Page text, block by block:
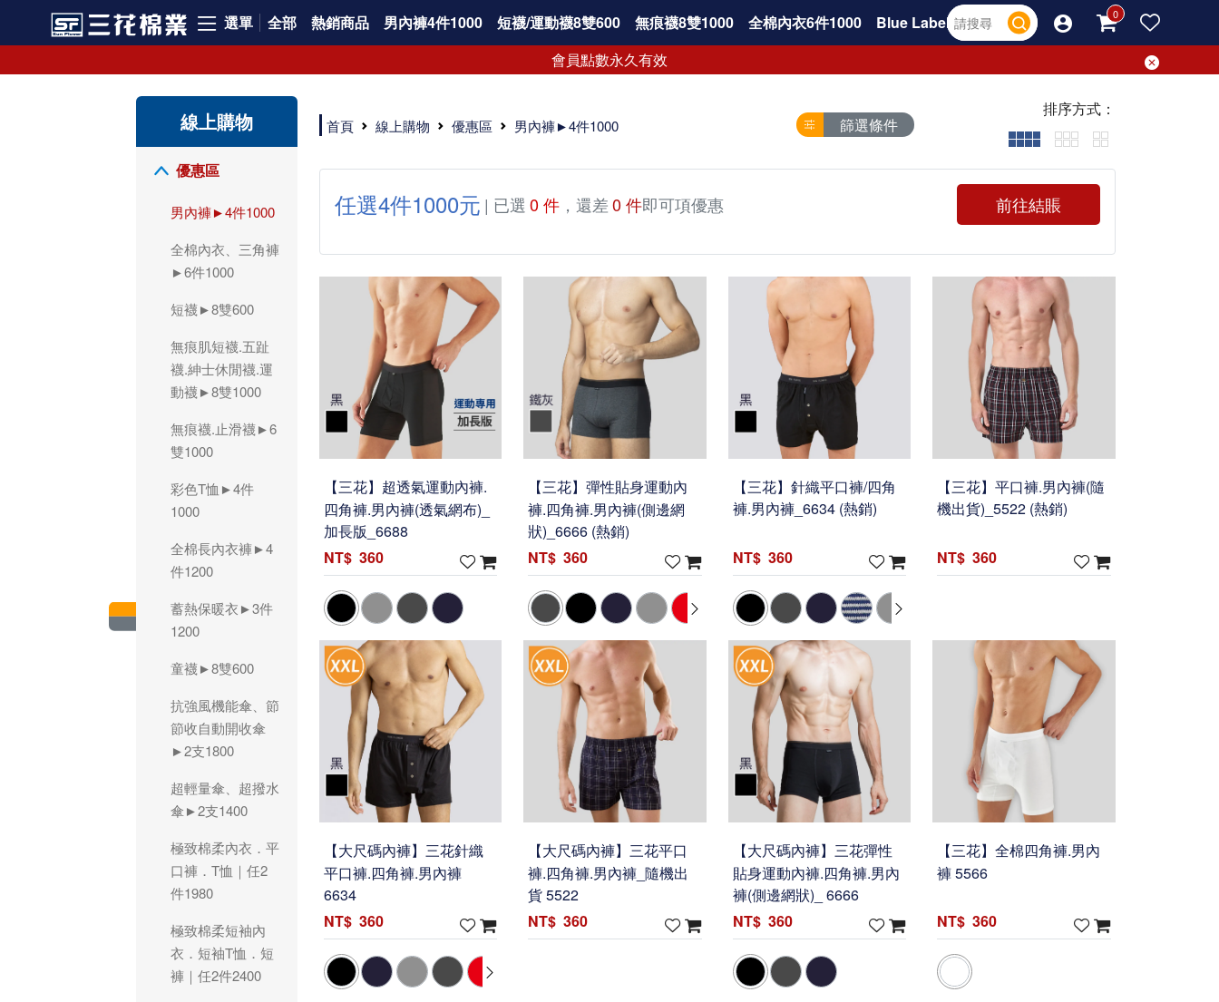
選單 全部 熱銷商品 男內褲4件1000 短襪/運動襪8雙600 無痕襪8雙1000 全棉內衣6件1000
Blue Label
會員點數永久有效
線上購物
優惠區
男內褲►4件1000
全棉內衣、三角褲
►6件1000
短襪►8雙600
無痕肌短襪.五趾
襪.紳士休閒襪.運
動襪►8雙1000
無痕襪.止滑襪►6
雙1000
彩色T恤►4件
1000
全棉長內衣褲►4
件1200
蓄熱保暖衣►3件
1200
童襪►8雙600
抗強風機能傘、節
節收自動開收傘
►2支1800
超輕量傘、超撥水
傘►2支1400
極致棉柔內衣．平
口褲．T恤｜任2
件1980
極致棉柔短袖內
衣．短袖T恤．短
褲｜任2件2400
三花男內褲是男生首選品牌，適合休閒與運動。彈性好，人體工學剪裁，立體效果佳，舒適感大提升，魅力指數破表！
市佔率高達50年！三花專注設計，提升舒適與耐用，針對亞洲男性剪裁，大動作不卡襠。
三花男內褲採用優質棉料製成，褲身擁有超過千個散熱孔，吸汗透氣，柔順舒適，解決一般男內褲的悶熱問題。針對亞洲男性體型的立體剪裁設計，告別卡襠煩惱，自如大動作。三花男內褲市佔率高，專注製造與開發超過50年，提升舒適度與耐用性，深受網友推崇。五片式剪裁設計，適合各種身形及風格，給予肌膚前所未有的透氣舒適體驗。
【心情閒聊】男內褲的一些小心得?! 身為一名廣告代理商的社群小編，每次接到新客戶都需做好充足的產業功課，以免在撰寫廣告時顯得膚淺。美妝和流行服飾的客戶總讓我感到一點小確幸，因為可以搶先試用到新產品，或請客戶幫忙以員工價購買商品，讓人有中獎的小喜悅。 這次的客戶卻是-男內褲! 男內褲! 男內褲! 由於是第一次接觸這類產品，所以特地重複三次來表達內心的震驚。因為獨處時間較長，對於男內褲的研究多少有些害羞。因而硬著頭皮買了好幾件男內褲進行研究。 家裡沒有兄弟，也沒有可以直接聊男內褲的男性朋友，自己去買男內褲真的需要一些勇氣。我感謝現在的高科技網購，讓我不用親自到店面盯著男內褲看，也能輕鬆購買到不同種類的男內褲，真是感恩網路! 在Google搜尋 ""男內褲""，瞬間出現許多品牌，男內褲的世界真是博大精深呢。我開始扮演男內褲研究生，對男內褲進行分類：從長短、高低中腰到情趣男內褲，各式各樣應有盡有。好險此次的客戶是比較中規中矩的，情趣類的男內褲不在研究範圍，不然一直盯著穿內褲的模特兒看也太難為情了。 男內褲的設計功能其實不亞於女生內衣。由於男生身體結構的關係，需要更細心的設計。市面上較大的品牌有老牌的三花、三槍、宜而爽等，還有大手筆請代言人的CK、PLAYBOY等品牌。要選男內褲，實在需要下些功夫。 我將男內褲分為兩個面向：花色和功能設計。選擇男內褲的花色非常重要，因為能看出個人的品味和對內外搭配的重視程度。宅男們穿著50歲阿伯的花色內褲，或是穿白褲子搭配大黑色內褲，都是不OK的搭配。 功能設計則是對重要部位的保?。為了確保舒適性，有的內褲設計了開襟方便上廁所，有的設計了專屬囊袋固定，更有五片立體剪裁，或者強調視覺效果的內褲。這些設計不僅滿足基本的生理需求，更進階到心靈上的滿足。 以往從未想過要認真研究男內褲，直到這次工作的契機才真正了解男內褲的繁複。男內褲花色多樣，研究起來花費了不少時間。與男內褲客戶窗口交流，我這個女專案可能會有一段尷尬期，希望自己討論時不會笑場。雖然我無法真正體驗男內褲的全部功能，但透過揣測和客戶專業的回答，依然探詢到了許多有趣的現象。 某些網友反應某些國外品牌的男內褲不好穿，可能因為這些品牌是按照西方身材比例製造，不太適合台灣男性。同樣的現象也出現在女性內衣上，所以選擇適合自己的內褲才是最重要的。 以上只是我的心情抒發，沒有針對任何一家男內褲品牌，歡迎更多對男內褲有興趣的朋友加入研究行列！"
首頁 線上購物 優惠區 男內褲►4件1000 篩選條件
排序方式：
任選4件1000元 | 已選 0 件，還差0 件即可項優惠 前往結賬
【三花】超透氣運動內褲.
四角褲.男內褲(透氣網布)_
加長版_6688
360
【三花】彈性貼身運動內
褲.四角褲.男內褲(側邊網
狀)_6666 (熱銷)
360
【三花】針織平口褲/四角
褲.男內褲_6634 (熱銷)
360
【三花】平口褲.男內褲(隨
機出貨)_5522 (熱銷)
360
【大尺碼內褲】三花針織
平口褲.四角褲.男內褲
6634
360
【大尺碼內褲】三花平口
褲.四角褲.男內褲_隨機出
貨 5522
360
【大尺碼內褲】三花彈性
貼身運動內褲.四角褲.男內
褲(側邊網狀)_ 6666
360
【三花】全棉四角褲.男內
褲 5566
360